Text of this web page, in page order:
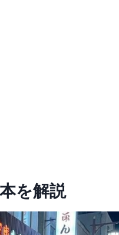
を解説